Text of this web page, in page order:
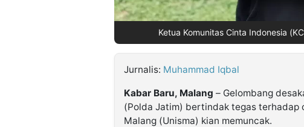
Ketua Komunitas Cinta Indonesia
Jurnalis: Muhammad Iqbal
Kabar Baru, Malang – Gelombang
(Polda Jatim) bertindak tegas terhadap
Malang (Unisma) kian memuncak.